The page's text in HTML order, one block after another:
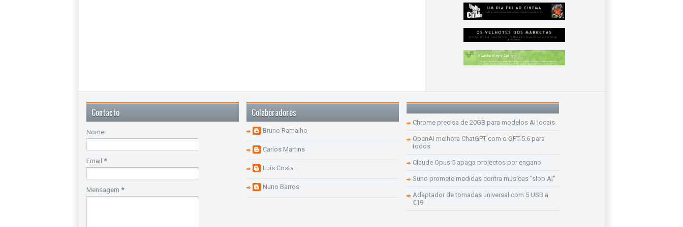
Contacto
Nome
Email *
Mensagem *
Colaboradores
Bruno Ramalho
Carlos Martins
Luís Costa
Nuno Barros
Chrome precisa de 20GB para modelos AI locais
OpenAI melhora ChatGPT com o GPT-5.6 para
todos
Claude Opus 5 apaga projectos por engano
Suno promete medidas contra músicas "slop AI"
Adaptador de tomadas universal com 5 USB a
€19